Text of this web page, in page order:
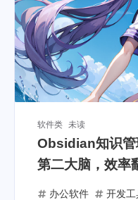
软件类 未读
Obsidian知识管
第二大脑，效率
办公软件 开发工